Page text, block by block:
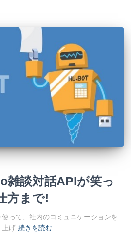
談対話APIが笑っ
方まで!
って、社内のコミュニケーションを
上げ 続きを読む